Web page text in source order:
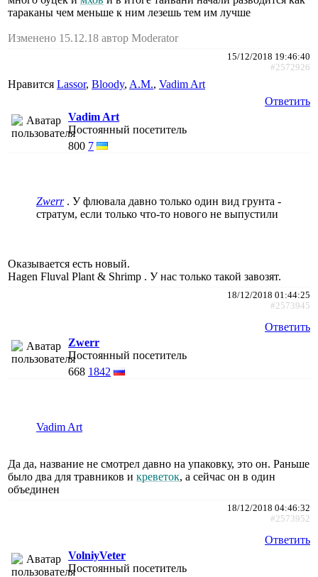
тараканы чем меньше к ним лезешь тем им лучше
Изменено 15.12.18 автор Moderator
15/12/2018 19:46:40
#2572926
Нравится Lassor, Bloody, A.M., Vadim Art
Ответить
Vadim Art
Постоянный посетитель
800 7
Zwerr . У флювала давно только один вид грунта -
стратум, если только что-то нового не выпустили
Оказывается есть новый.
Hagen Fluval Plant & Shrimp . У нас только такой завозят.
18/12/2018 01:44:25
#2573945
Ответить
Zwerr
Постоянный посетитель
668 1842
Vadim Art
Да да, название не смотрел давно на упаковку, это он. Раньше
было два для травников и креветок, а сейчас он в один
объединен
18/12/2018 04:46:32
#2573952
Ответить
VolniyVeter
Постоянный посетитель